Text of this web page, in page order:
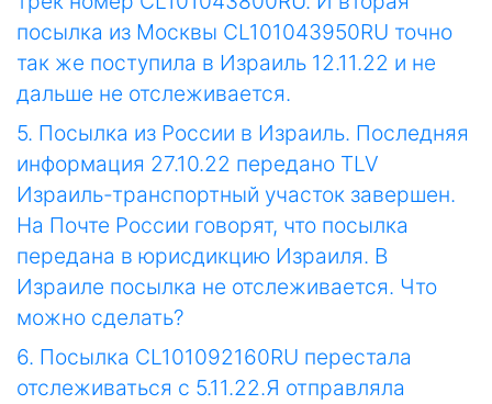
посылка из Москвы CL101043950RU точно
так же поступила в Израиль 12.11.22 и не
дальше не отслеживается.
5. Посылка из России в Израиль. Последняя
информация 27.10.22 передано TLV
Израиль-транспортный участок завершен.
На Почте России говорят, что посылка
передана в юрисдикцию Израиля. В
Израиле посылка не отслеживается. Что
можно сделать?
6. Посылка CL101092160RU перестала
отслеживаться с 5.11.22.Я отправляла